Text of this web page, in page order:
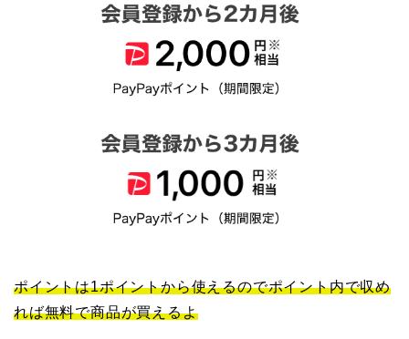
ポイントは1ポイントから使えるのでポイント内で収め
れば無料で商品が買えるよ